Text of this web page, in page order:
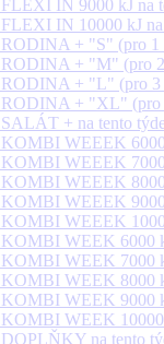
IN 9000 kJ na
IN 10000 kJ na
+ "S" (pro 1
+ "M" (pro 2
+ "L" (pro 3
+ "XL" (pro
+ na tento
WEEEK
WEEEK
WEEEK
WEEEK
WEEEK
WEEK 6000
WEEK 7000
WEEK 8000
WEEK 9000
WEEK 10000
na tento